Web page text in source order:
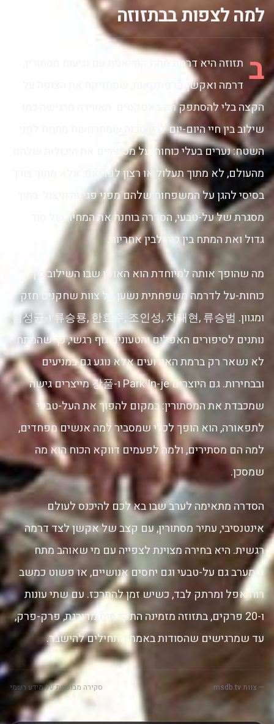
למה לצפות בבתזוזה
ב תזוזה היא דרמת מתח קוריאנית עם נגיעות מסתורין,
דרמה ואקשן-הרפתקאות, שמחזיקה את הצופה על
הקצה בלי להסתפק רק באפקטים. האווירה מרגישה כמו
שילוב בין חיי היום-יום לבין סכנה שמתרחשת מתחת לפני
השטח: נערים בעלי כוחות-על מסתירים את היכולות שלהם
מהעולם, לא מתוך תעלול או רצון לפרסום, אלא מתוך צורך
בסיסי להגן על המשפחות שלהם מפני פגיעה וניצול. בתוך
מסגרת של על-טבעי, הסדרה בוחנת את המחיר של סוד
גדול ואת המתח בין כוח לבין אחריות.
מה שהופך אותה למיוחדת הוא האופן שבו השילוב בין
כוחות-על לדרמה משפחתית נשען על צוות שחקנים חזק
ומגוון. 류승룡, 한효주, 조인성, 차태현, 류승범 ו-김성균
נותנים לסיפורים האפלים והטעונים גוף רגשי, כך שהמתח
לא נשאר רק ברמת האירועים אלא נוגע גם במניעים
ובבחירות. גם היוצרים Park In-je ו-강풀 מייצרים גישה
שמכבדת את המסתורין: במקום להפוך את העל-טבעי
לתפאורה, הוא הופך לכלי שמסביר למה אנשים מפחדים,
למה הם מסתירים, ולמה לפעמים דווקא הכוח הוא מה
שמסכן.
הסדרה מתאימה לערב שבו בא לכם להיכנס לעולם
אינטנסיבי, עתיר מסתורין, עם קצב של אקשן לצד דרמה
רגשית. היא בחירה מצוינת לצפייה עם מי שאוהב מתח
שמערב גם על-טבעי וגם יחסים אנושיים, או פשוט כמשב
רוח אפל ומרתק לבד, כשיש זמן להתרכז. עם שתי עונות
ו-20 פרקים, בתזוזה מזמינה התקדמות מדורגת, פרק-פרק,
עד שמרגישים שהסודות באמת מתחילים להישבר.
— צוות msdb.tv סקירה מבוססת על מידע רשמי